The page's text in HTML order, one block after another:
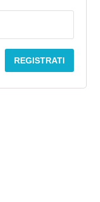
REGISTRATI